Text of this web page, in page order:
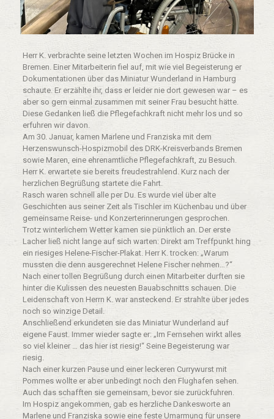
Herr K. verbrachte seine letzten Wochen im Hospiz Brücke in
Bremen. Einer Mitarbeiterin fiel auf, mit wie viel Begeisterung er
Dokumentationen über das Miniatur Wunderland in Hamburg
schaute. Er erzählte ihr, dass er leider nie dort gewesen war – es
aber so gern einmal zusammen mit seiner Frau besucht hätte.
Diese Gedanken ließ die Pflegefachkraft nicht mehr los und so
erfuhren wir davon.
Am 30. Januar, kamen Marlene und Franziska mit dem
Herzenswunsch-Hospizmobil des DRK-Kreisverbands Bremen
sowie Maren, eine ehrenamtliche Pflegefachkraft, zu Besuch.
Herr K. erwartete sie bereits freudestrahlend. Kurz nach der
herzlichen Begrüßung startete die Fahrt.
Rasch waren schnell alle per Du. Es wurde viel über alte
Geschichten aus seiner Zeit als Tischler im Küchenbau und über
gemeinsame Reise- und Konzerterinnerungen gesprochen.
Trotz winterlichem Wetter kamen sie pünktlich an. Der erste
Lacher ließ nicht lange auf sich warten: Direkt am Treffpunkt hing
ein riesiges Helene-Fischer-Plakat. Herr K. trocken: „Warum
mussten die denn ausgerechnet Helene Fischer nehmen…?“
Nach einer tollen Begrüßung durch einen Mitarbeiter durften sie
hinter die Kulissen des neuesten Bauabschnitts schauen. Die
Leidenschaft von Herrn K. war ansteckend. Er strahlte über jedes
noch so winzige Detail.
Anschließend erkundeten sie das Miniatur Wunderland auf
eigene Faust. Immer wieder sagte er: „Im Fernsehen wirkt alles
so viel kleiner … das hier ist riesig!“ Seine Begeisterung war
riesig.
Nach einer kurzen Pause und einer leckeren Currywurst mit
Pommes wollte er aber unbedingt noch den Flughafen sehen.
Auch das schafften sie gemeinsam, bevor sie zurückfuhren.
Im Hospiz angekommen, gab es herzliche Dankesworte an
Marlene und Franziska sowie eine feste Umarmung für unsere